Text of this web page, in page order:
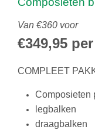
Van €360 voor
€349,95
COMPLEET
Composieten
legbalken
draagbalken